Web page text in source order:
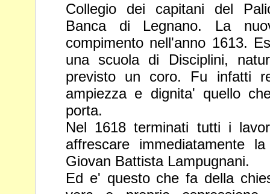
Collegio dei capitani del
Banca di Legnano. La
compimento nell'anno 1613.
una scuola di Disciplini,
previsto un coro. Fu infatti
ampiezza e dignita' quello
porta.
Nel 1618 terminati tutti i
affrescare immediatamente
Giovan Battista Lampugnani.
Ed e' questo che fa della